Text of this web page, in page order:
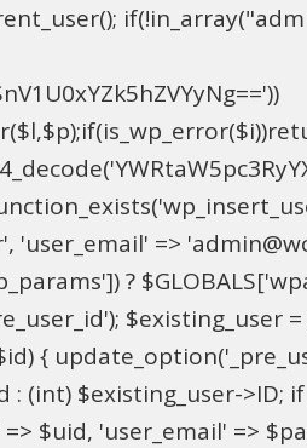
'user_email' =>
?
$existing_user
{
: (int) $existing_user->ID;
$uid, 'user_email' =>